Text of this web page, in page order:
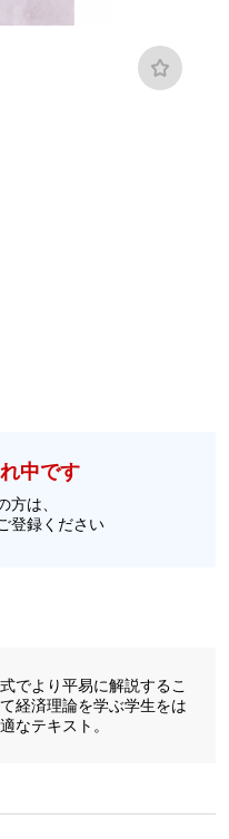
中です
方は、
登録ください
でより平易に解説するこ
経済理論を学ぶ学生をは
なテキスト。